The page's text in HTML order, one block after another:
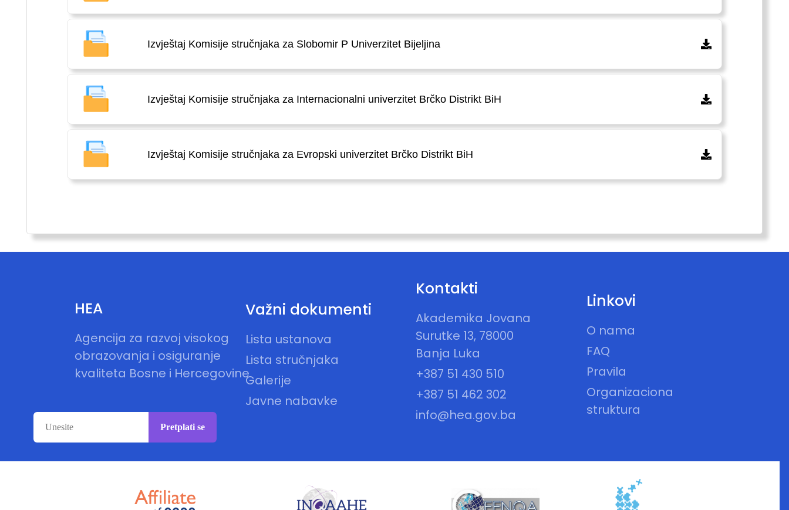
Izvještaj Komisije stručnjaka za Slobomir P Univerzitet Bijeljina
Izvještaj Komisije stručnjaka za Internacionalni univerzitet Brčko Distrikt BiH
Izvještaj Komisije stručnjaka za Evropski univerzitet Brčko Distrikt BiH
HEA
Agencija za razvoj visokog
obrazovanja i osiguranje
kvaliteta Bosne i Hercegovine
Važni dokumenti
Lista ustanova
Lista stručnjaka
Galerije
Javne nabavke
Kontakti
Akademika Jovana
Surutke 13, 78000
Banja Luka
+387 51 430 510
+387 51 462 302
info@hea.gov.ba
Linkovi
O nama
FAQ
Pravila
Organizaciona
struktura
Pretplati se